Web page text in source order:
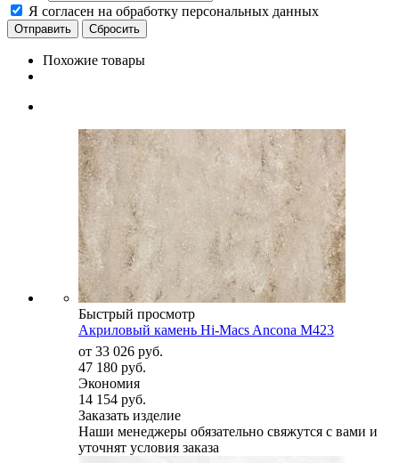
Я согласен на обработку персональных данных
Сбросить
Похожие товары
Быстрый просмотр
Акриловый камень Hi-Macs Ancona M423
от 33 026 руб.
47 180 руб.
Экономия
14 154 руб.
Заказать изделие
Наши менеджеры обязательно свяжутся с вами и
уточнят условия заказа